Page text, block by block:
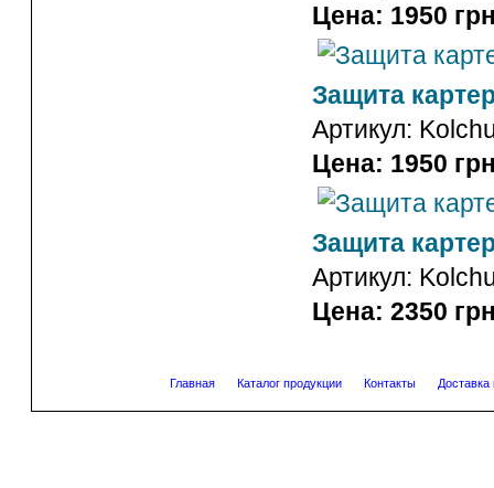
Цена: 1950
Защита
Артикул:
Цена: 1950
Защита
Артикул:
Цена: 2350
Главная Каталог продукции Контакты Доставка